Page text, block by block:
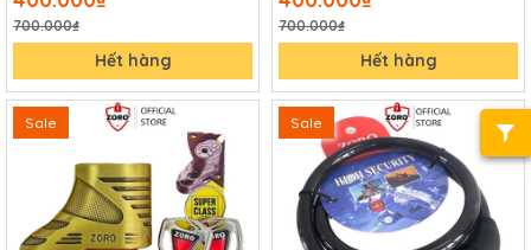
cấp
700.000₫
Hết hàng
nghệ Mỹ
700.000₫
Hết hàng
Sale Sale